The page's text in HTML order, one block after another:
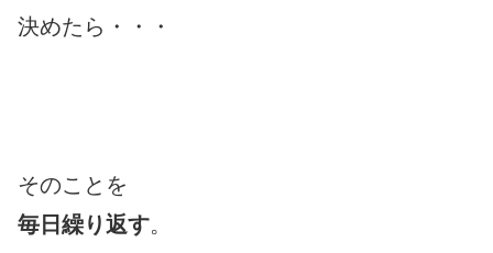
決めたら・・・
そのことを
毎日繰り返す。